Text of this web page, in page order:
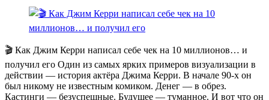
🎬 Как Джим Керри написал себе чек на 10 миллионов… и
получил его Один из самых ярких примеров визуализации в
действии — история актёра Джима Керри. В начале 90-х он
был никому не известным комиком. Денег — в обрез.
Кастинги — безуспешные. Будущее — туманное. И вот что он